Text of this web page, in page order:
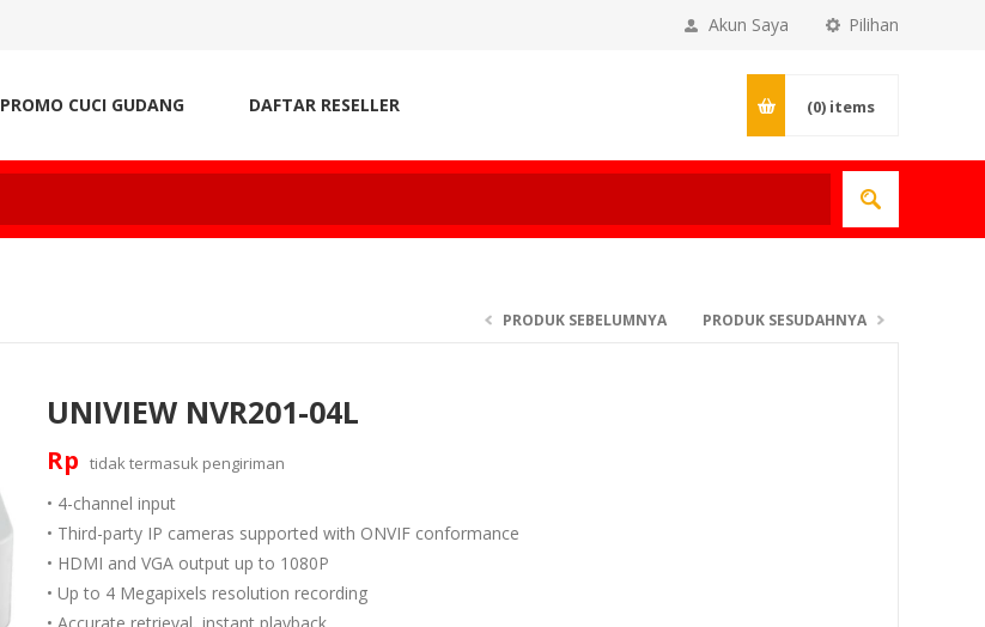
Pilihan
Akun Saya
PROMO CUCI GUDANG DAFTAR RESELLER (0) items
PRODUK SEBELUMNYA PRODUK SESUDAHNYA
UNIVIEW NVR201-04L
Rp tidak termasuk pengiriman
• 4-channel input
• Third-party IP cameras supported with ONVIF conformance
• HDMI and VGA output up to 1080P
• Up to 4 Megapixels resolution recording